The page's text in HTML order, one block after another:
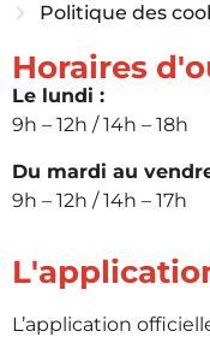
Politique des
Horaires
Le lundi :
9h – 12h / 14h – 18h
Du mardi au
9h – 12h / 14h – 17h
L’application